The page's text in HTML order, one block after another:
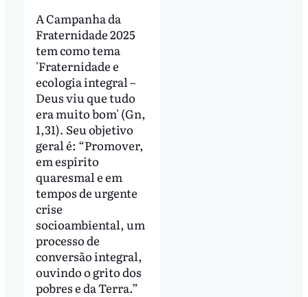
A Campanha da
Fraternidade 2025
tem como tema
'Fraternidade e
ecologia integral –
Deus viu que tudo
era muito bom' (Gn,
1,31). Seu objetivo
geral é: “Promover,
em espírito
quaresmal e em
tempos de urgente
crise
socioambiental, um
processo de
conversão integral,
ouvindo o grito dos
pobres e da Terra.”